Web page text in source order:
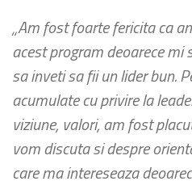
„Am fost foarte fericita ca
acest program deoarece
sa inveti sa fii un lider bun.
acumulate cu privire la
viziune, valori, am fost
vom discuta si despre
care ma intereseaza